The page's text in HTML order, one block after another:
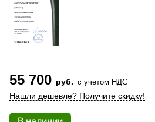
55 700 руб. с учетом НДС
Нашли дешевле? Получите скидку!